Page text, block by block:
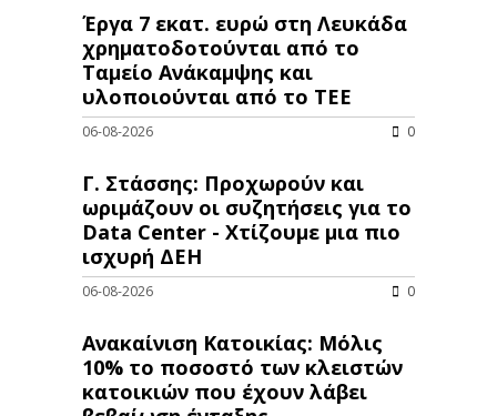
Έργα 7 εκατ. ευρώ στη Λευκάδα
χρηματοδοτούνται από το
Ταμείο Ανάκαμψης και
υλοποιούνται από το ΤΕΕ
06-08-2026 0
Γ. Στάσσης: Προχωρούν και
ωριμάζουν οι συζητήσεις για το
Data Center - Χτίζουμε μια πιο
ισχυρή ΔΕΗ
06-08-2026 0
Ανακαίνιση Κατοικίας: Μόλις
10% το ποσοστό των κλειστών
κατοικιών που έχουν λάβει